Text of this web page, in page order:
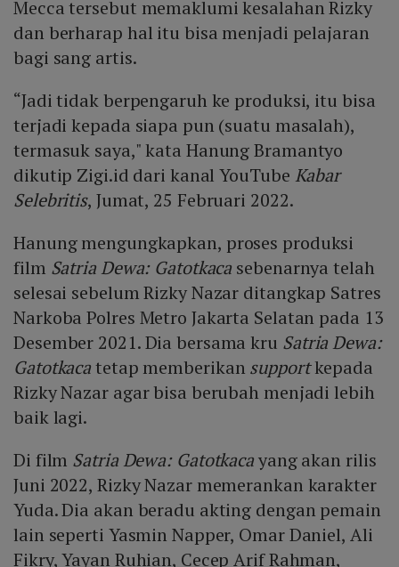
Mecca tersebut memaklumi kesalahan Rizky
dan berharap hal itu bisa menjadi pelajaran
bagi sang artis.
“Jadi tidak berpengaruh ke produksi, itu bisa
terjadi kepada siapa pun (suatu masalah),
termasuk saya," kata Hanung Bramantyo
dikutip Zigi.id dari kanal YouTube Kabar
Selebritis, Jumat, 25 Februari 2022.
Hanung mengungkapkan, proses produksi
film Satria Dewa: Gatotkaca sebenarnya telah
selesai sebelum Rizky Nazar ditangkap Satres
Narkoba Polres Metro Jakarta Selatan pada 13
Desember 2021. Dia bersama kru Satria Dewa:
Gatotkacatetap memberikan supportkepada
Rizky Nazar agar bisa berubah menjadi lebih
baik lagi.
Di film Satria Dewa: Gatotkacayang akan rilis
Juni 2022, Rizky Nazar memerankan karakter
Yuda. Dia akan beradu akting dengan pemain
lain seperti Yasmin Napper, Omar Daniel, Ali
Fikry, Yayan Ruhian, Cecep Arif Rahman,